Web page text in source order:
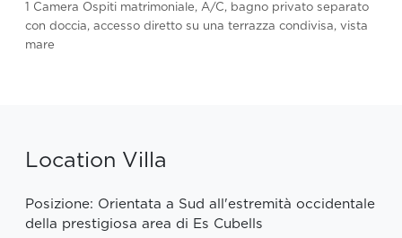
1 Camera Ospiti matrimoniale, A/C, bagno privato separato
con doccia, accesso diretto su una terrazza condivisa, vista
mare
Location Villa
Posizione: Orientata a Sud all'estremità occidentale
della prestigiosa area di Es Cubells